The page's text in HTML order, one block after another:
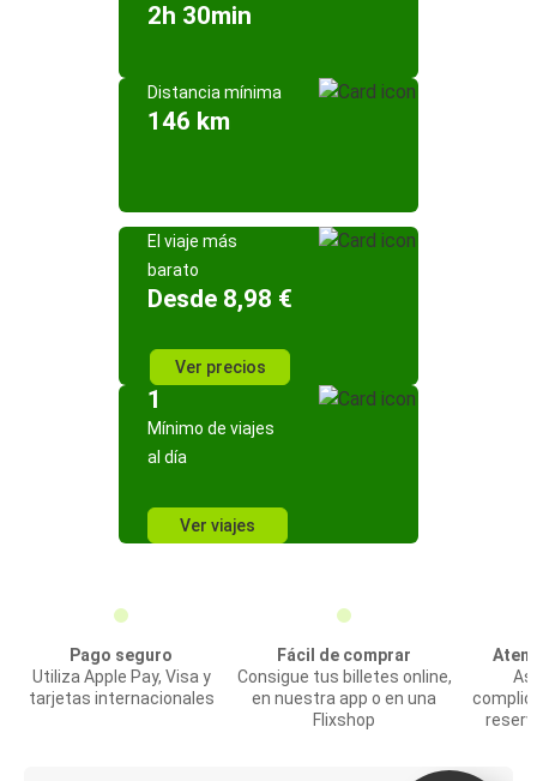
2h 30min
Distancia mínima
146 km
El viaje más
barato
Desde 8,98 €
Ver precios
1
Mínimo de viajes
al día
Ver viajes
Pago seguro
Utiliza Apple Pay, Visa y
tarjetas internacionales
Fácil de comprar
Consigue tus billetes online,
en nuestra app o en una
Flixshop